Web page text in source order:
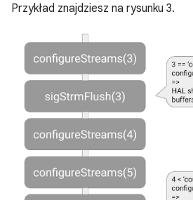
Przykład znajdziesz na rysunku 3.